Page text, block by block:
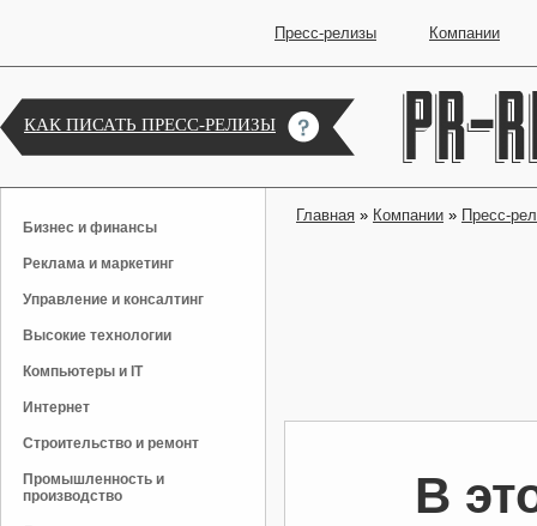
Пресс-релизы Компании
КАК ПИСАТЬ ПРЕСС-РЕЛИЗЫ
Бизнес и финансы
Реклама и маркетинг
Управление и консалтинг
Высокие технологии
Компьютеры и IT
Интернет
Строительство и ремонт
Промышленность и
производство
Главная » Компании » Пресс-
В